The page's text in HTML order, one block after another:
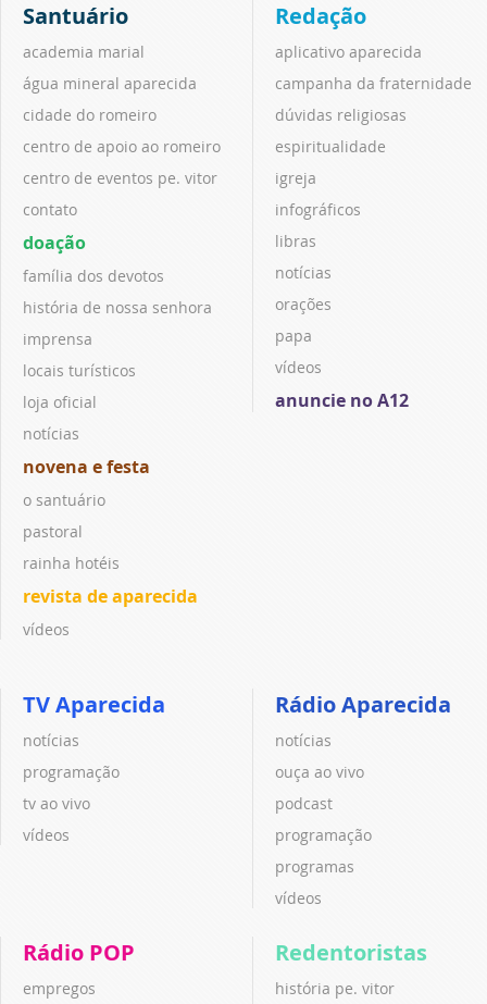
Santuário
academia marial
água mineral aparecida
cidade do romeiro
centro de apoio ao romeiro
centro de eventos pe. vitor
contato
doação
família dos devotos
história de nossa senhora
imprensa
locais turísticos
loja oficial
notícias
novena e festa
o santuário
pastoral
rainha hotéis
revista de aparecida
vídeos
Redação
aplicativo aparecida
campanha da fraternidade
dúvidas religiosas
espiritualidade
igreja
infográficos
libras
notícias
orações
papa
vídeos
anuncie no A12
TV Aparecida
notícias
programação
tv ao vivo
vídeos
Rádio Aparecida
notícias
ouça ao vivo
podcast
programação
programas
vídeos
Rádio POP
empregos
Redentoristas
história pe. vitor